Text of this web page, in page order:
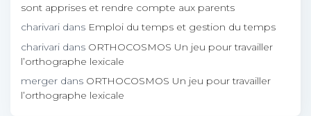
sont apprises et rendre compte aux parents
charivari dans Emploi du temps et gestion du temps
charivari dans ORTHOCOSMOS Un jeu pour travailler
l’orthographe lexicale
merger dans ORTHOCOSMOS Un jeu pour travailler
l’orthographe lexicale